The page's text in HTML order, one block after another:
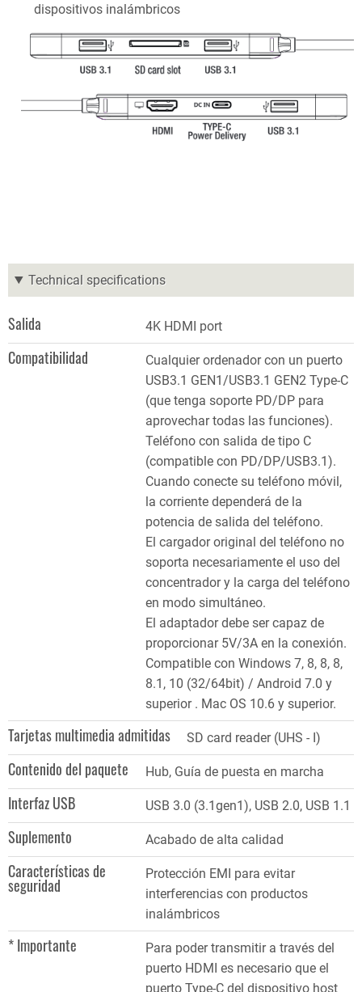
dispositivos inalámbricos
Technical specifications
Salida 4K HDMI port
Compatibilidad
Cualquier ordenador con un puerto
USB3.1 GEN1/USB3.1 GEN2 Type-C
(que tenga soporte PD/DP para
aprovechar todas las funciones).
Teléfono con salida de tipo C
(compatible con PD/DP/USB3.1).
Cuando conecte su teléfono móvil,
la corriente dependerá de la
potencia de salida del teléfono.
El cargador original del teléfono no
soporta necesariamente el uso del
concentrador y la carga del teléfono
en modo simultáneo.
El adaptador debe ser capaz de
proporcionar 5V/3A en la conexión.
Compatible con Windows 7, 8, 8, 8,
8.1, 10 (32/64bit) / Android 7.0 y
superior . Mac OS 10.6 y superior.
Tarjetas multimedia admitidas SD card reader (UHS - I)
Contenido del paquete Hub, Guía de puesta en marcha
Interfaz USB USB 3.0 (3.1gen1), USB 2.0, USB 1.1
Suplemento Acabado de alta calidad
Características de
seguridad
Protección EMI para evitar
interferencias con productos
inalámbricos
* Importante
Para poder transmitir a través del
puerto HDMI es necesario que el
puerto Type-C del dispositivo host